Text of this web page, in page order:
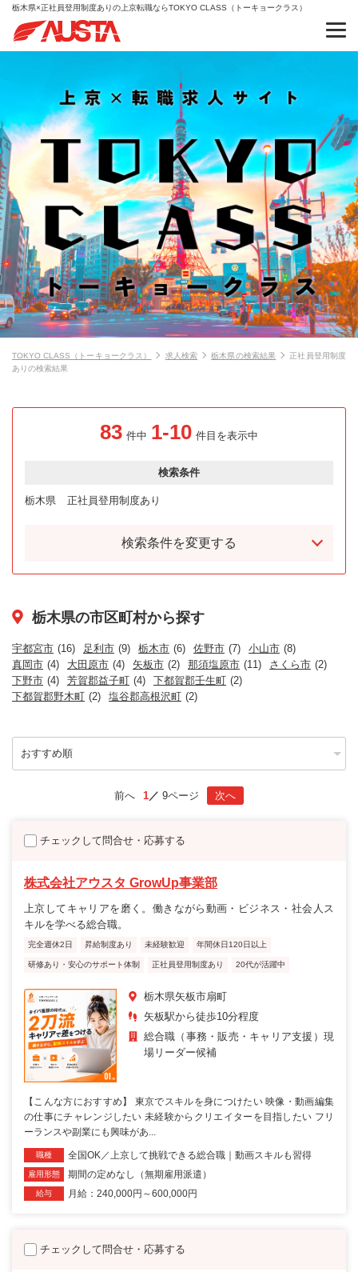
栃木県×正社員登用制度ありの上京転職ならTOKYO CLASS（トーキョークラス）
TOKYO CLASS（トーキョークラス） 求人検索 栃木県の検索結果
正社員登用制度
ありの検索結果
83 件中 1-10 件目を表示中
検索条件
栃木県 正社員登用制度あり
検索条件を変更する
栃木県の市区町村から探す
宇都宮市 (16) 足利市 (9) 栃木市 (6) 佐野市 (7) 小山市 (8)
真岡市 (4) 大田原市 (4) 矢板市 (2) 那須塩原市 (11) さくら市 (2)
下野市 (4) 芳賀郡益子町 (4) 下都賀郡壬生町 (2)
下都賀郡野木町 (2) 塩谷郡高根沢町 (2)
前へ 1 9ページ 次へ
チェックして問合せ・応募する
株式会社アウスタ GrowUp事業部
上京してキャリアを磨く。働きながら動画・ビジネス・社会人ス
キルを学べる総合職。
完全週休2日 昇給制度あり 未経験歓迎 年間休日120日以上
研修あり・安心のサポート体制 正社員登用制度あり 20代が活躍中
栃木県矢板市扇町
矢板駅から徒歩10分程度
総合職（事務・販売・キャリア支援）現
場リーダー候補
【こんな方におすすめ】 東京でスキルを身につけたい 映像・動画編集
の仕事にチャレンジしたい 未経験からクリエイターを目指したい フリ
ーランスや副業にも興味があ...
職種 全国OK／上京して挑戦できる総合職｜動画スキルも習得
雇用形態 期間の定めなし（無期雇用派遣）
給与 月給：240,000円～600,000円
チェックして問合せ・応募する